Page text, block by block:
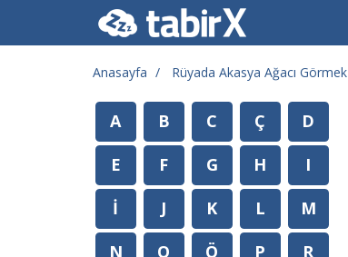
Anasayfa Rüyada Akasya Ağacı Görmek
A B C Ç
D
E
F G H
I
İ
J K L
M
N
O Ö P
R